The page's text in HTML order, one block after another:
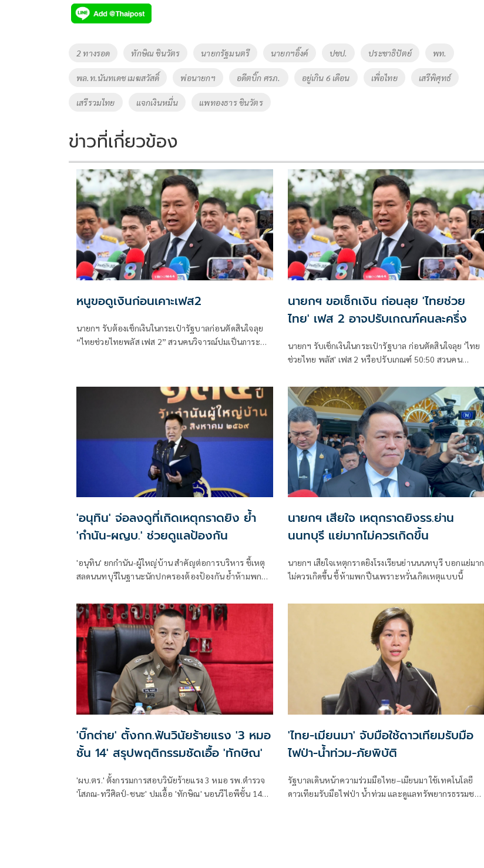
e
b
o
o
k
tt
er
p
y
Li
n
k
Tags
2 ทางรอด ทักษิณ ชินวัตร นายกรัฐมนตรี นายกฯอิ๊งค์ ปชป. ประชาธิปัตย์ พท.
พล.ท.นันทเดช เมฆสวัสดิ์ พ่อนายกฯ อดีตบิ๊ก ศรภ. อยู่เกิน 6 เดือน เพื่อไทย เสรีพิศุทธ์
เสรีรวมไทย แจกเงินหมื่น แพทองธาร ชินวัตร
ข่าวที่เกี่ยวข้อง
หนูขอดูเงินก่อนเคาะเฟส2
นายกฯ รับต้องเช็กเงินในกระเป๋ารัฐบาลก่อนตัดสินใจลุย
“ไทยช่วยไทยพลัส เฟส 2” สวนคนวิจารณ์ปมเป็นภาระ
นายกฯ ขอเช็กเงิน ก่อนลุย 'ไทยช่วย
ไทย' เฟส 2 อาจปรับเกณฑ์คนละครึ่ง
นายกฯ รับเช็กเงินในกระเป๋ารัฐบาล ก่อนตัดสินใจลุย 'ไทย
ช่วยไทย พลัส' เฟส 2 หรือปรับเกณฑ์ 50:50 สวนคน
ยันสถานะคลังยังแข็งแรง
'อนุทิน' จ่อลงดูที่เกิดเหตุกราดยิง ย้ำ
'กำนัน-ผญบ.' ช่วยดูแลป้องกัน
'อนุทิน' ยกกำนัน-ผู้ใหญ่บ้าน สำคัญต่อการบริหาร ชี้เหตุ
สลดนนทบุรีในฐานะนักปกครองต้องป้องกัน ย้ำห้ามพกปืน
เตรียมรุดลงดูที่เกิดเหตุ
นายกฯ เสียใจ เหตุกราดยิงรร.ย่าน
นนทบุรี แย่มากไม่ควรเกิดขึ้น
นายกฯ เสียใจเหตุกราดยิงโรงเรียนย่านนนทบุรี บอกแย่มาก
ไม่ควรเกิดขึ้น ชี้ห้ามพกปืนเพราะหวั่นเกิดเหตุแบบนี้
'บิ๊กต่าย' ตั้งกก.ฟันวินัยร้ายแรง '3 หมอ
ชั้น 14' สรุปพฤติกรรมชัดเอื้อ 'ทักษิณ'
'ผบ.ตร.' ตั้งกรรมการสอบวินัยร้ายแรง 3 หมอ รพ.ตำรวจ
'โสภณ-ทวีศิลป์-ชนะ' ปมเอื้อ 'ทักษิณ' นอนวีไอพีชั้น 14
'ไทย-เมียนมา' จับมือใช้ดาวเทียมรับมือ
ไฟป่า-น้ำท่วม-ภัยพิบัติ
รัฐบาลเดินหน้าความร่วมมือไทย–เมียนมา ใช้เทคโนโลยี
ดาวเทียมรับมือไฟป่า น้ำท่วม และดูแลทรัพยากรธรรมชาติ